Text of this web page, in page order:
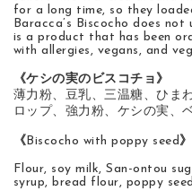
for a long time, so they
Baracca’s Biscocho does
is a product that has been
with allergies, vegans, and
《ケシの実のビスコチョ》
薄力粉、豆乳、三温糖、ひま
ロップ、強力粉、ケシの実、
《Biscocho with poppy seed》
Flour, soy milk, San-ontou
syrup, bread flour, poppy